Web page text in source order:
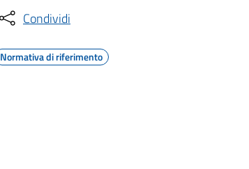
Condividi
Normativa di riferimento